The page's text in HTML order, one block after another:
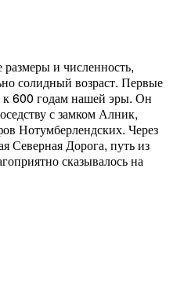
и численность,
солидный возраст. Первые
к 600 годам нашей эры. Он
с замком Алник,
Нотумберлендских. Через
Северная Дорога, путь из
сказывалось на